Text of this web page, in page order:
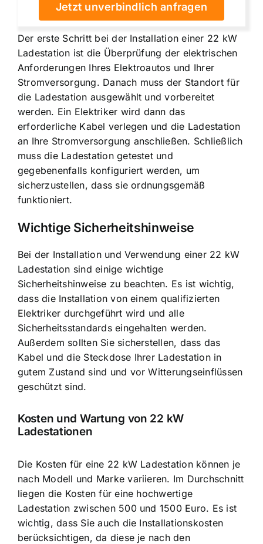
Jetzt unverbindlich anfragen
Der erste Schritt bei der Installation einer 22 kW
Ladestation ist die Überprüfung der elektrischen
Anforderungen Ihres Elektroautos und Ihrer
Stromversorgung. Danach muss der Standort für
die Ladestation ausgewählt und vorbereitet
werden. Ein Elektriker wird dann das
erforderliche Kabel verlegen und die Ladestation
an Ihre Stromversorgung anschließen. Schließlich
muss die Ladestation getestet und
gegebenenfalls konfiguriert werden, um
sicherzustellen, dass sie ordnungsgemäß
funktioniert.
Wichtige Sicherheitshinweise
Bei der Installation und Verwendung einer 22 kW
Ladestation sind einige wichtige
Sicherheitshinweise zu beachten. Es ist wichtig,
dass die Installation von einem qualifizierten
Elektriker durchgeführt wird und alle
Sicherheitsstandards eingehalten werden.
Außerdem sollten Sie sicherstellen, dass das
Kabel und die Steckdose Ihrer Ladestation in
gutem Zustand sind und vor Witterungseinflüssen
geschützt sind.
Kosten und Wartung von 22 kW
Ladestationen
Die Kosten für eine 22 kW Ladestation können je
nach Modell und Marke variieren. Im Durchschnitt
liegen die Kosten für eine hochwertige
Ladestation zwischen 500 und 1500 Euro. Es ist
wichtig, dass Sie auch die Installationskosten
berücksichtigen, da diese je nach den